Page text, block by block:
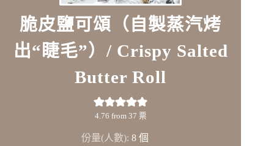
脆皮鹽可頌（自製蒸汽烤
出“睫毛”）/ Crispy Salted
Butter Roll
4.76 from 37 票
份量(人數): 8 個